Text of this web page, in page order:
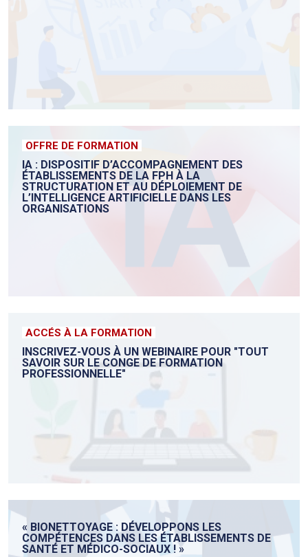
OFFRE DE FORMATION
IA : DISPOSITIF D’ACCOMPAGNEMENT DES
ÉTABLISSEMENTS DE LA FPH À LA
STRUCTURATION ET AU DÉPLOIEMENT DE
L’INTELLIGENCE ARTIFICIELLE DANS LES
ORGANISATIONS
ACCÉS À LA FORMATION
INSCRIVEZ-VOUS À UN WEBINAIRE POUR "TOUT
SAVOIR SUR LE CONGE DE FORMATION
PROFESSIONNELLE"
« BIONETTOYAGE : DÉVELOPPONS LES
COMPÉTENCES DANS LES ÉTABLISSEMENTS DE
SANTÉ ET MÉDICO-SOCIAUX ! »